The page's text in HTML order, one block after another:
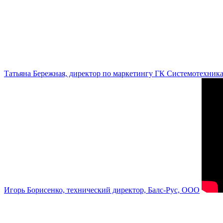
Татьяна Бережная, директор по маркетингу ГК Системотехника
Игорь Борисенко, технический директор, Балс-Рус, ООО